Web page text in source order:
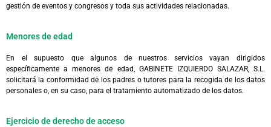
gestión de eventos y congresos y toda sus actividades relacionadas.
Menores de edad
En el supuesto que algunos de nuestros servicios vayan dirigidos
específicamente a menores de edad, GABINETE IZQUIERDO SALAZAR, S.L.
solicitará la conformidad de los padres o tutores para la recogida de los datos
personales o, en su caso, para el tratamiento automatizado de los datos.
Ejercicio de derecho de acceso